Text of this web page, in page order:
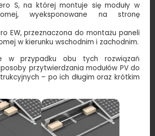
S, na której montuje się moduły w
wyeksponowane na stronę
EW, przeznaczona do montażu paneli
w kierunku wschodnim i zachodnim.
w przypadku obu tych rozwiązań
przytwierdzania modułów PV do
– po ich długim oraz krótkim